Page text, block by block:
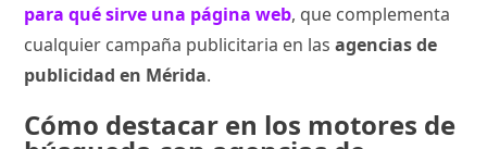
para qué sirve una página web, que complementa
cualquier campaña publicitaria en lasagencias de
publicidad en Mérida.
Cómo destacar en los motores de